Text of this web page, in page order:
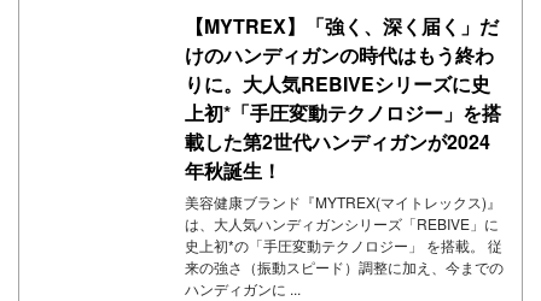
【MYTREX】「強く、深く届く」だ
けのハンディガンの時代はもう終わ
りに。大人気REBIVEシリーズに史
上初*「手圧変動テクノロジー」を搭
載した第2世代ハンディガンが2024
年秋誕生！
美容健康ブランド『MYTREX(マイトレックス)』
は、大人気ハンディガンシリーズ「REBIVE」に
史上初*の「手圧変動テクノロジー」 を搭載。 従
来の強さ（振動スピード）調整に加え、今までの
ハンディガンに ...